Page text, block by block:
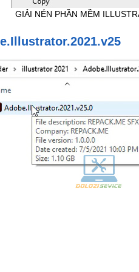
GIẢI NÉN PHẦN MỀM